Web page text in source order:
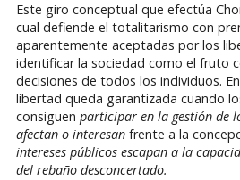
Este giro conceptual que efectúa
cual defiende el totalitarismo con
aparentemente aceptadas por los
identificar la sociedad como el fruto
decisiones de todos los individuos.
libertad queda garantizada cuando
consiguen participar en la gestión de
afectan o interesanfrente a la
intereses públicos escapan a la
del rebaño desconcertado.